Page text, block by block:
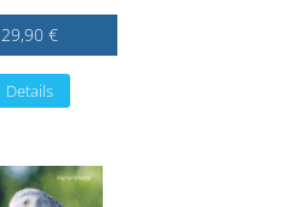
29,90 €
Details